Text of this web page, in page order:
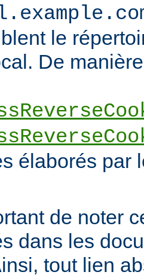
le
De
élaborés par
de noter
dans les
tout lien